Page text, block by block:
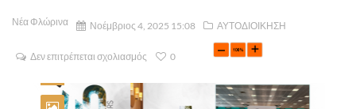
Νέα Φλώρινα Νοέμβριος 4, 2025 15:08 ΑΥΤΟΔΙΟΙΚΗΣΗ
Δεν επιτρέπεται σχολιασμός 0